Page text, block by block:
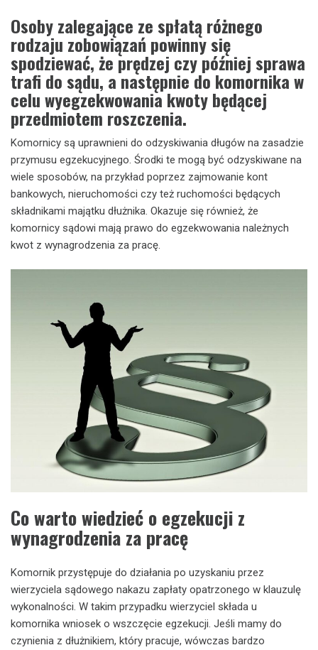
Osoby zalegające ze spłatą różnego
rodzaju zobowiązań powinny się
spodziewać, że prędzej czy później sprawa
trafi do sądu, a następnie do komornika w
celu wyegzekwowania kwoty będącej
przedmiotem roszczenia.
Komornicy są uprawnieni do odzyskiwania długów na zasadzie
przymusu egzekucyjnego. Środki te mogą być odzyskiwane na
wiele sposobów, na przykład poprzez zajmowanie kont
bankowych, nieruchomości czy też ruchomości będących
składnikami majątku dłużnika. Okazuje się również, że
komornicy sądowi mają prawo do egzekwowania należnych
kwot z wynagrodzenia za pracę.
Co warto wiedzieć o egzekucji z
wynagrodzenia za pracę
Komornik przystępuje do działania po uzyskaniu przez
wierzyciela sądowego nakazu zapłaty opatrzonego w klauzulę
wykonalności. W takim przypadku wierzyciel składa u
komornika wniosek o wszczęcie egzekucji. Jeśli mamy do
czynienia z dłużnikiem, który pracuje, wówczas bardzo